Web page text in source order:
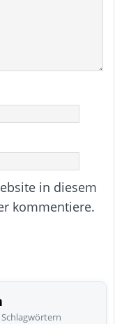
in diesem
kommentiere.